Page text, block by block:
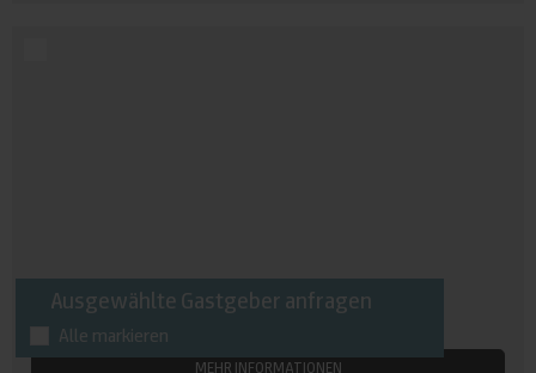
HAUS AM WALDWINKEL
MEHR INFORMATIONEN
Ausgewählte Gastgeber anfragen
Alle markieren